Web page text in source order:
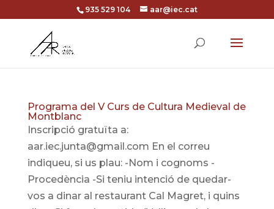
935 529 104 aar@iec.cat
Programa del V Curs de Cultura Medieval de
Montblanc
Inscripció gratuïta a:
aar.iec.junta@gmail.com En el correu
indiqueu, si us plau: -Nom i cognoms -
Procedència -Si teniu intenció de quedar-
vos a dinar al restaurant Cal Magret, i quins